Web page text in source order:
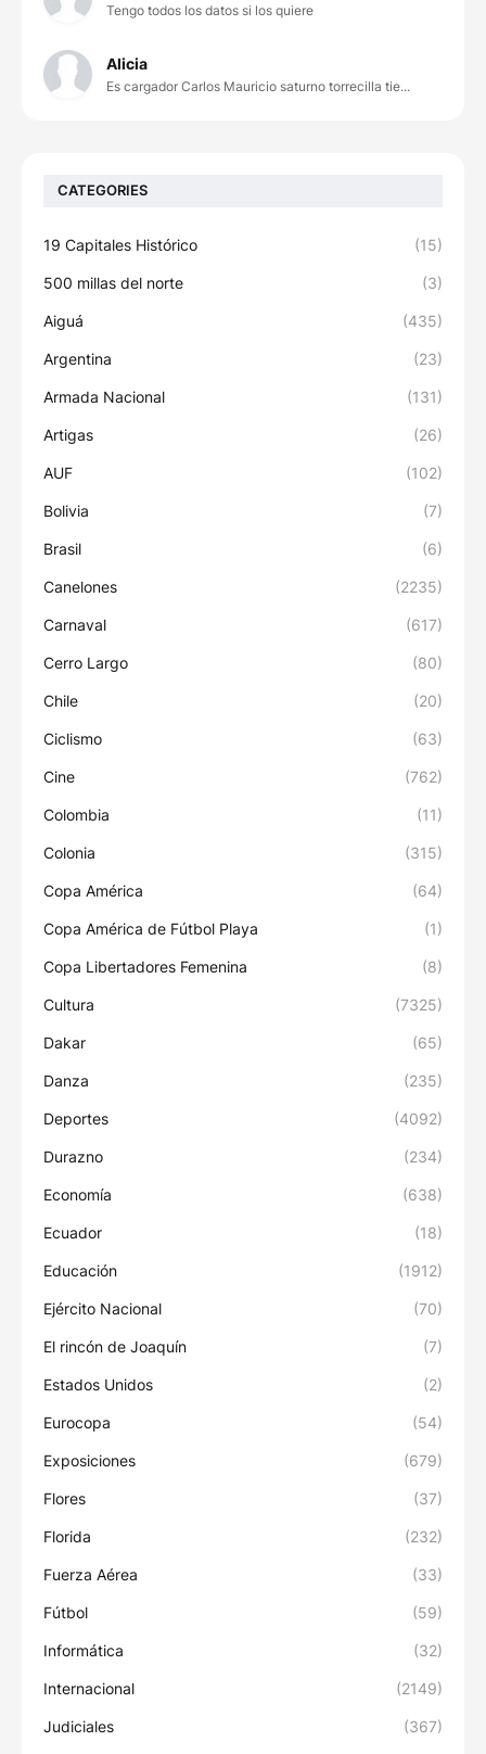
Tengo todos los datos si los quiere
Alicia
Es cargador Carlos Mauricio saturno torrecilla tie...
CATEGORIES
19 Capitales Histórico (15)
500 millas del norte (3)
Aiguá (435)
Argentina (23)
Armada Nacional (131)
Artigas (26)
AUF (102)
Bolivia (7)
Brasil (6)
Canelones (2235)
Carnaval (617)
Cerro Largo (80)
Chile (20)
Ciclismo (63)
Cine (762)
Colombia (11)
Colonia (315)
Copa América (64)
Copa América de Fútbol Playa (1)
Copa Libertadores Femenina (8)
Cultura (7325)
Dakar (65)
Danza (235)
Deportes (4092)
Durazno (234)
Economía (638)
Ecuador (18)
Educación (1912)
Ejército Nacional (70)
El rincón de Joaquín (7)
Estados Unidos (2)
Eurocopa (54)
Exposiciones (679)
Flores (37)
Florida (232)
Fuerza Aérea (33)
Fútbol (59)
Informática (32)
Internacional (2149)
Judiciales (367)